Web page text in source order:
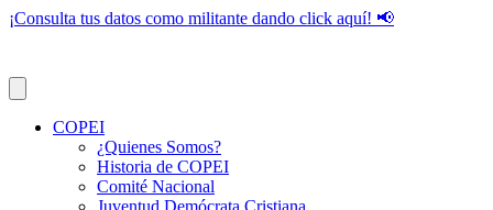
¡Consulta tus datos como militante dando click aquí! 📢
COPEI
¿Quienes Somos?
Historia de COPEI
Comité Nacional
Juventud Demócrata Cristiana